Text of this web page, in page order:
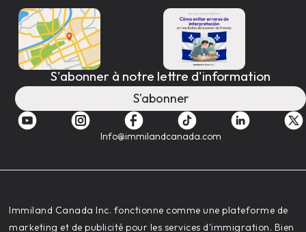
S'abonner à notre lettre d'information
S'abonner
Info@immilandcanada.com
‍Immiland Canada Inc. fonctionne comme une plateforme de
marketing et de publicité pour les services d'immigration. Bien